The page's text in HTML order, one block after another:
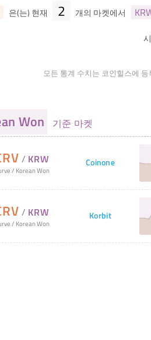
은(는) 현재 2 개의 마켓에서
모든 통계 수치는 코인힐스에
Won 기준 마켓
/ KRW
/ Korean Won
Coinone
/ KRW
/ Korean Won
Korbit